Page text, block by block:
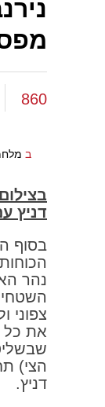
860
ב
דניץ
בסוף
נהר
צפוני
את כל
הצי)
דניץ.